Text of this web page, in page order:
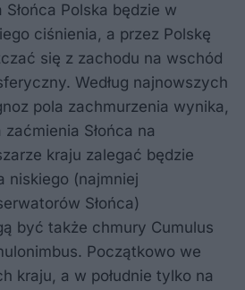
Polska będzie w
ciśnienia, a przez Polskę
się z zachodu na wschód
Według najnowszych
pola zachmurzenia wynika,
Słońca na
kraju zalegać będzie
niskiego (najmniej
Słońca)
być także chmury Cumulus
Początkowo we
kraju, a w południe tylko na